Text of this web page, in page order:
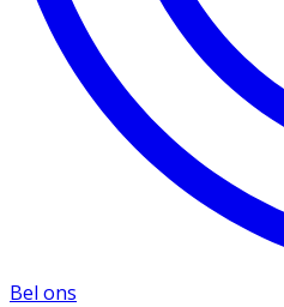
Bel ons